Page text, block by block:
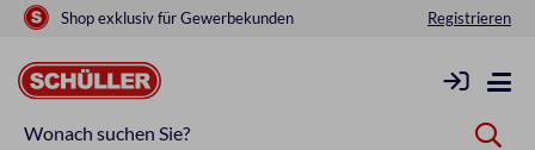
Shop exklusiv für Gewerbekunden Registrieren